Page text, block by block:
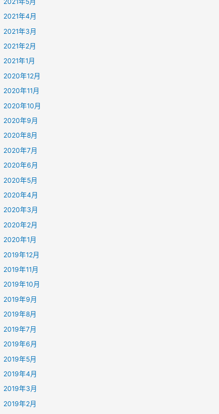
2021年4月
2021年3月
2021年2月
2021年1月
2020年12月
2020年11月
2020年10月
2020年9月
2020年8月
2020年7月
2020年6月
2020年5月
2020年4月
2020年3月
2020年2月
2020年1月
2019年12月
2019年11月
2019年10月
2019年9月
2019年8月
2019年7月
2019年6月
2019年5月
2019年4月
2019年3月
2019年2月